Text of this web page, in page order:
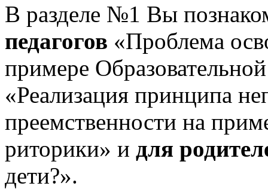
В разделе №1 Вы
педагогов «Проблема
примере
«Реализация принципа
преемственности на
риторики» и для
дети?».